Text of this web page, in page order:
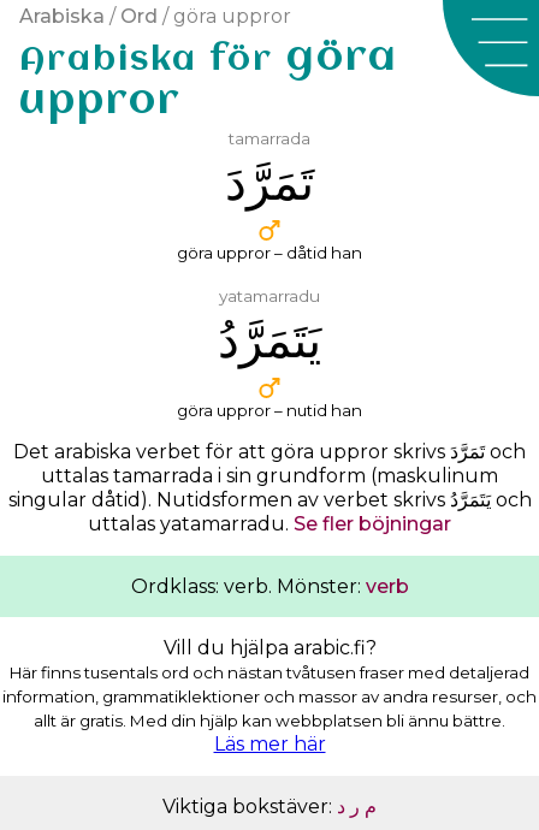
Arabiska / Ord / göra uppror
Arabiska för göra
uppror
tamarrada
ﺗَﻤَﺮَّﺩَ
göra uppror – dåtid han
yatamarradu
ﻳَﺘَﻤَﺮَّﺩُ
göra uppror – nutid han
Det arabiska verbet för att göra uppror skrivs ﺗَﻤَﺮَّﺩَoch
uttalas tamarrada i sin grundform (maskulinum
singular dåtid). Nutidsformen av verbet skrivs ﻳَﺘَﻤَﺮَّﺩُ och
uttalas yatamarradu. Se fler böjningar
Ordklass: verb. Mönster: verb
Vill du hjälpa arabic.fi?
Här finns tusentals ord och nästan tvåtusen fraser med detaljerad
information, grammatiklektioner och massor av andra resurser, och
allt är gratis. Med din hjälp kan webbplatsen bli ännu bättre.
Läs mer här
Viktiga bokstäver: ﻡ ﺭ ﺩ